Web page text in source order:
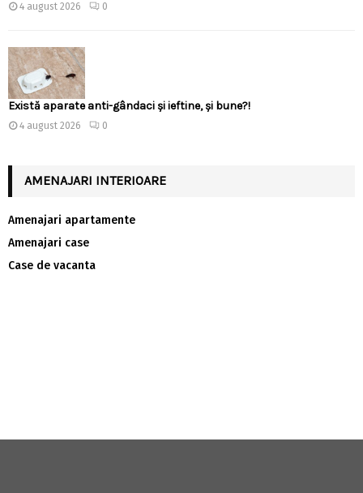
4 august 2026 0
Există aparate anti-gândaci și ieftine, și bune?!
4 august 2026 0
AMENAJARI INTERIOARE
Amenajari apartamente
Amenajari case
Case de vacanta